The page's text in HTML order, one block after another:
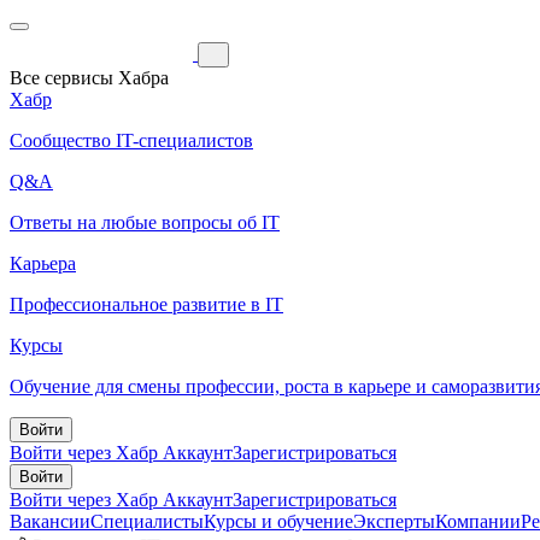
Все сервисы Хабра
Хабр
Сообщество IT-специалистов
Q&A
Ответы на любые вопросы об IT
Карьера
Профессиональное развитие в IT
Курсы
Обучение для смены профессии, роста в карьере и
Войти
Войти через Хабр АккаунтЗарегистрироваться
Войти
Войти через Хабр АккаунтЗарегистрироваться
ВакансииСпециалистыКурсы и обучениеЭкспертыКомпании